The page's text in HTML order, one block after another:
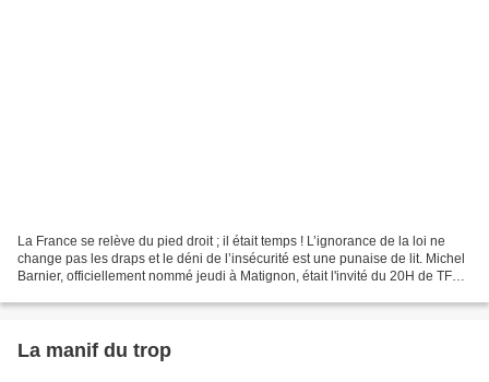
La France se relève du pied droit ; il était temps ! L’ignorance de la loi ne
change pas les draps et le déni de l’insécurité est une punaise de lit. Michel
Barnier, officiellement nommé jeudi à Matignon, était l'invité du 20H de TF1
La manif du trop